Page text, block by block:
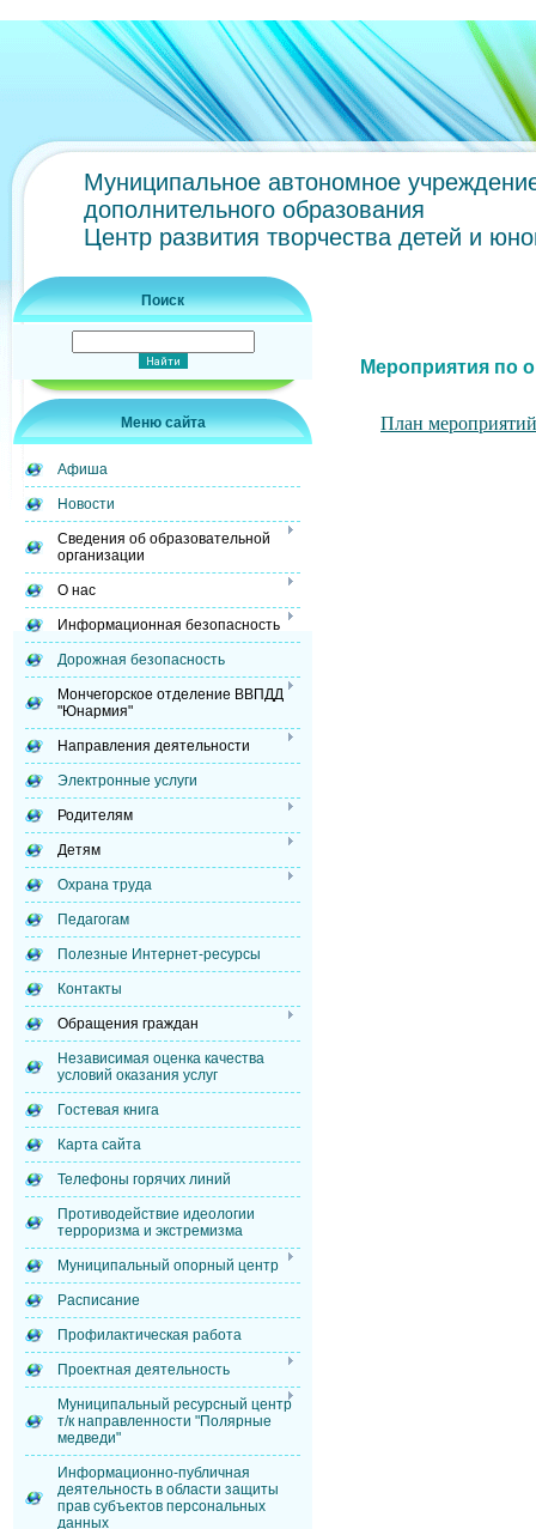
Муниципальное автономное
дополнительного образования
Центр развития творчества детей и
Поиск
Меню сайта
Афиша
Новости
Сведения об образовательной
организации
О нас
Информационная безопасность
Дорожная безопасность
Мончегорское отделение ВВПДД
"Юнармия"
Направления деятельности
Электронные услуги
Родителям
Детям
Охрана труда
Педагогам
Полезные Интернет-ресурсы
Контакты
Обращения граждан
Независимая оценка качества
условий оказания услуг
Гостевая книга
Карта сайта
Телефоны горячих линий
Противодействие идеологии
терроризма и экстремизма
Муниципальный опорный центр
Расписание
Профилактическая работа
Проектная деятельность
Муниципальный ресурсный центр
т/к направленности "Полярные
медведи"
Информационно-публичная
деятельность в области защиты
прав субъектов персональных
данных
Мероприятия по
План